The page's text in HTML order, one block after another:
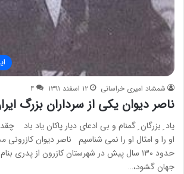
شمشاد امیری خراسانی ۱۲ اسفند ۱۳۹۱ ۴
ناصر دیوان یکی از سرداران بزرگ
یاد ِ بزرگان ِ گمنام و بی ادعای دیار پاکان یاد باد
او را و امثال او را نمی شناسیم ناصر دیوان کازرونی
حدود ۱۳۰ سال پیش در شهرستان کازرون از پدری
جهان گشود،…